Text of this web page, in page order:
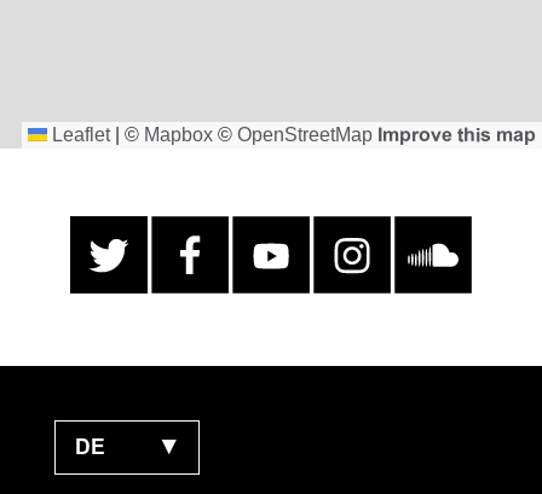
Leaflet © Mapbox © OpenStreetMap Improve this map
DE ▼